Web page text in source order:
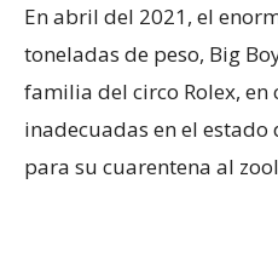
En abril del 2021, el
toneladas de peso, Big
familia del circo Rolex, en
inadecuadas en el estado
para su cuarentena al